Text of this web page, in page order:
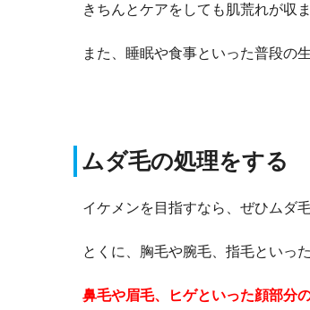
きちんとケアをしても肌荒れが収
また、睡眠や食事といった普段の
ムダ毛の処理をする
イケメンを目指すなら、ぜひムダ
とくに、胸毛や腕毛、指毛といっ
鼻毛や眉毛、ヒゲといった顔部分